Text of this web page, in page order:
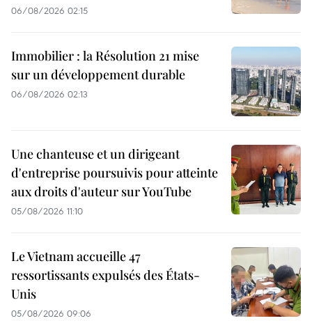
06/08/2026 02:15
Immobilier : la Résolution 21 mise
sur un développement durable
06/08/2026 02:13
Une chanteuse et un dirigeant
d'entreprise poursuivis pour atteinte
aux droits d'auteur sur YouTube
05/08/2026 11:10
Le Vietnam accueille 47
ressortissants expulsés des États-
Unis
05/08/2026 09:06